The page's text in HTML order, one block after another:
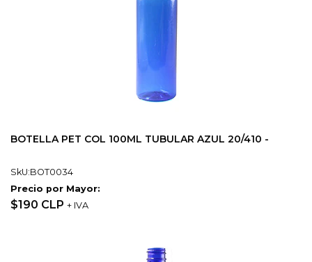
BOTELLA PET COL 100ML TUBULAR AZUL 20/410 -
SkU:BOT0034
Precio por Mayor:
$190 CLP + IVA